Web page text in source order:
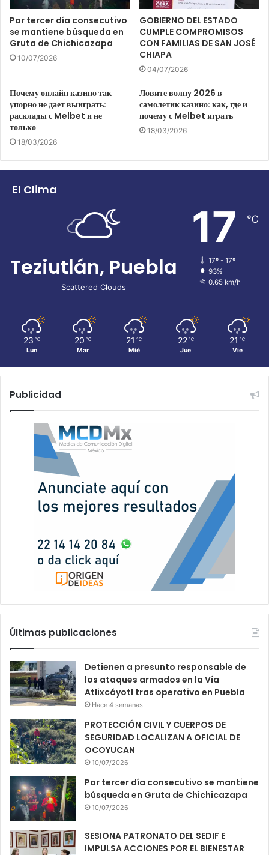
Por tercer día consecutivo
se mantiene búsqueda en
Gruta de Chichicazapa
10/07/2026
GOBIERNO DEL ESTADO
CUMPLE COMPROMISOS
CON FAMILIAS DE SAN JOSÉ
CHIAPA
04/07/2026
Почему онлайн казино так
упорно не дает выиграть:
расклады с Melbet и не
только
18/03/2026
Ловите волну 2026 в
самолетик казино: как, где и
почему с Melbet играть
18/03/2026
El Clima
Teziutlán, Puebla
Scattered Clouds
17 ℃
17º - 17º
93%
0.65 km/h
23 ℃
Lun
20 ℃
Mar
21 ℃
Mié
22 ℃
Jue
21 ℃
Vie
Publicidad
Últimas publicaciones
Detienen a presunto responsable de
los ataques armados en la Vía
Atlixcáyotl tras operativo en Puebla
Hace 4 semanas
PROTECCIÓN CIVIL Y CUERPOS DE
SEGURIDAD LOCALIZAN A OFICIAL DE
OCOYUCAN
10/07/2026
Por tercer día consecutivo se mantiene
búsqueda en Gruta de Chichicazapa
10/07/2026
SESIONA PATRONATO DEL SEDIF E
IMPULSA ACCIONES POR EL BIENESTAR